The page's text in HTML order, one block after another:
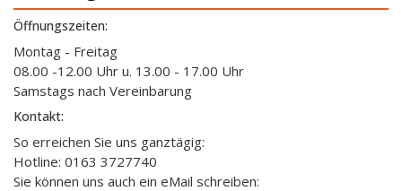
Öffnungszeiten:
Montag - Freitag
08.00 -12.00 Uhr u. 13.00 - 17.00 Uhr
Samstags nach Vereinbarung
Kontakt:
So erreichen Sie uns ganztägig:
Hotline: 0163 3727740
Sie können uns auch ein eMail schreiben: